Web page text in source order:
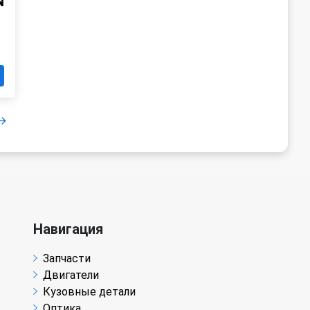
Навигация
Запчасти
Двигатели
Кузовные детали